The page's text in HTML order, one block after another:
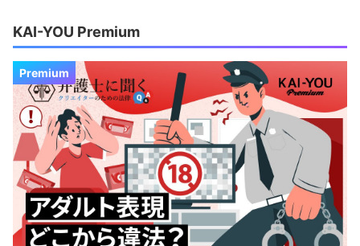
KAI-YOU Premium
Premium